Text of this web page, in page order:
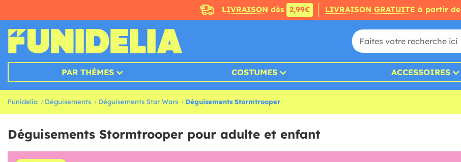
LIVRAISON dès 2,99€ LIVRAISON GRATUITE à partir de
PAR THÈMES COSTUMES ACCESSOIRES
Funidelia Déguisements Déguisements Star Wars Déguisements Stormtrooper
Déguisements Stormtrooper pour adulte et enfant